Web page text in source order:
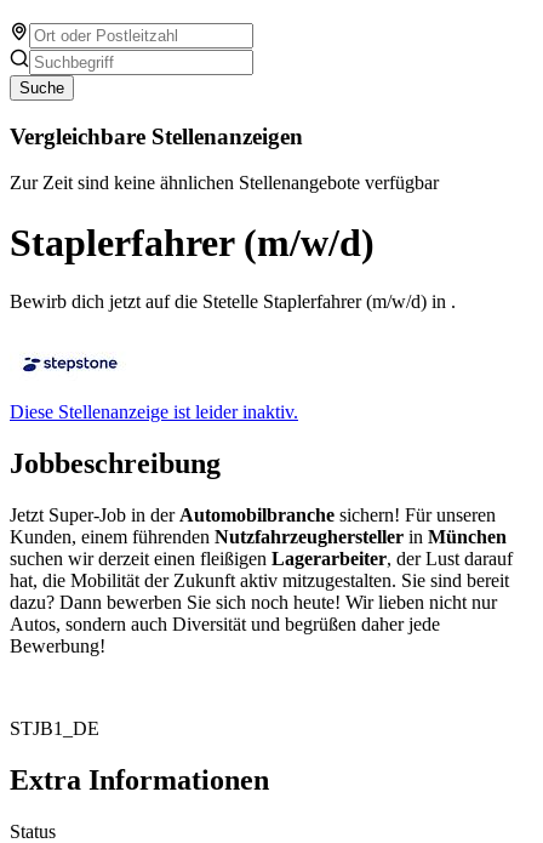
Suche
Vergleichbare Stellenanzeigen
Zur Zeit sind keine ähnlichen Stellenangebote verfügbar
Staplerfahrer (m/w/d)
Bewirb dich jetzt auf die Stetelle Staplerfahrer (m/w/d) in .
Diese Stellenanzeige ist leider inaktiv.
Jobbeschreibung
Jetzt Super-Job in der Automobilbranche sichern! Für unseren
Kunden, einem führenden Nutzfahrzeughersteller in München
suchen wir derzeit einen fleißigen Lagerarbeiter, der Lust darauf
hat, die Mobilität der Zukunft aktiv mitzugestalten. Sie sind bereit
dazu? Dann bewerben Sie sich noch heute! Wir lieben nicht nur
Autos, sondern auch Diversität und begrüßen daher jede
Bewerbung!
STJB1_DE
Extra Informationen
Status